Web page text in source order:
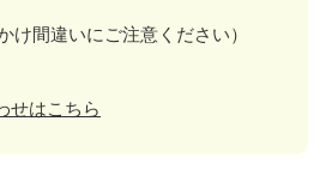
け間違いにご注意ください）
せはこちら